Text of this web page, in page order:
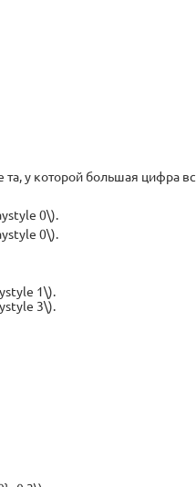
у которой большая цифра
0\).
0\).
1\).
3\).